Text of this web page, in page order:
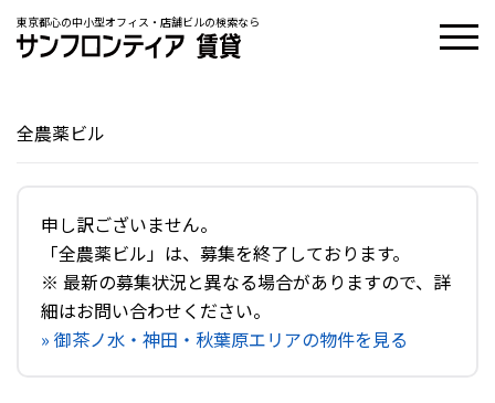
東京都心の中小型オフィス・店舗ビルの検索なら
全農薬ビル
申し訳ございません。
「全農薬ビル」は、募集を終了しております。
※ 最新の募集状況と異なる場合がありますので、詳
細はお問い合わせください。
» 御茶ノ水・神田・秋葉原エリアの物件を見る